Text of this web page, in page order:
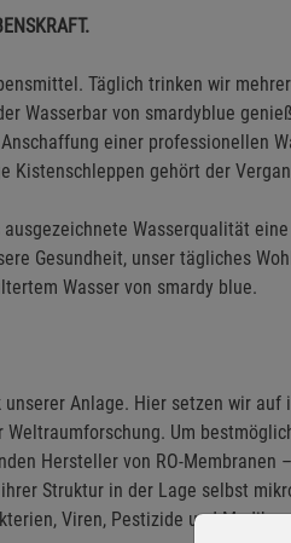
Täglich trinken wir
Wasserbar von smardyblue
einer professionellen
Kistenschleppen gehört der
Wasserqualität
Gesundheit, unser tägliches
Wasser von smardy blue.
Anlage. Hier setzen wir
Um
Hersteller von RO-
Struktur in der Lage selbst
Viren, Pestizide und